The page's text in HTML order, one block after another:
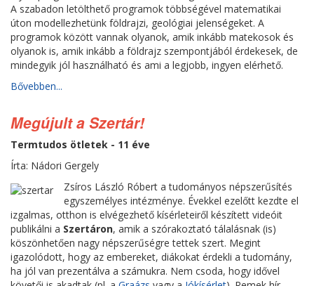
A szabadon letölthető programok többségével matematikai
úton modellezhetünk földrajzi, geológiai jelenségeket. A
programok között vannak olyanok, amik inkább matekosok és
olyanok is, amik inkább a földrajz szempontjából érdekesek, de
mindegyik jól használható és ami a legjobb, ingyen elérhető.
Bővebben...
Megújult a Szertár!
Termtudos ötletek - 11 éve
Írta: Nádori Gergely
Zsíros László Róbert a tudományos népszerűsítés
egyszemélyes intézménye. Évekkel ezelőtt kezdte el
izgalmas, otthon is elvégezhető kísérleteiről készített videóit
publikálni a Szertáron, amik a szórakoztató tálalásnak (is)
köszönhetően nagy népszerűségre tettek szert. Megint
igazolódott, hogy az embereket, diákokat érdekli a tudomány,
ha jól van prezentálva a számukra. Nem csoda, hogy idővel